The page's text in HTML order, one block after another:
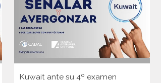
Kuwait ante su 4º examen